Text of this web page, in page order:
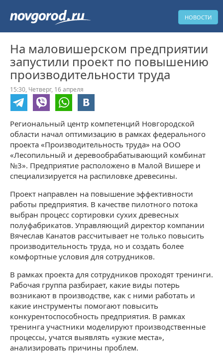
НОВОСТИ
На маловишерском предприятии
запустили проект по повышению
производительности труда
15:30, Четверг, 16 апреля
Региональный центр компетенций Новгородской
области начал оптимизацию в рамках федерального
проекта «Производительность труда» на ООО
«Лесопильный и деревообрабатывающий комбинат
№3». Предприятие расположено в Малой Вишере и
специализируется на распиловке древесины.
Проект направлен на повышение эффективности
работы предприятия. В качестве пилотного потока
выбран процесс сортировки сухих древесных
полуфабрикатов. Управляющий директор компании
Вячеслав Канатов рассчитывает не только повысить
производительность труда, но и создать более
комфортные условия для сотрудников.
В рамках проекта для сотрудников проходят тренинги.
Рабочая группа разбирает, какие виды потерь
возникают в производстве, как с ними работать и
какие инструменты помогают повысить
конкурентоспособность предприятия. В рамках
тренинга участники моделируют производственные
процессы, учатся выявлять «узкие места»,
анализировать причины проблем.